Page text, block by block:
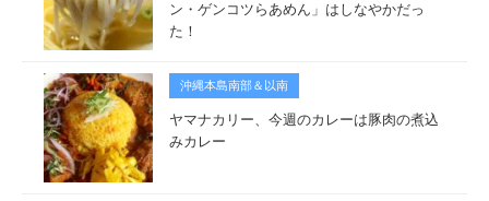
ン・ゲンコツらあめん」はしなやかだっ
た！
沖縄本島南部＆以南
ヤマナカリー、今週のカレーは豚肉の煮込
みカレー